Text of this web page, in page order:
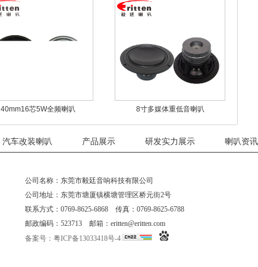
40mm16芯5W全频喇叭 8寸多媒体重低音喇叭
汽车改装喇叭 产品展示 研发实力展示 喇叭资讯
公司名称：东莞市毅廷音响科技有限公司
公司地址：东莞市塘厦镇横塘管理区桥元街2号
联系方式：0769-8625-6868 传真：0769-8625-6788
邮政编码：523713 邮箱：eritten@eritten.com
备案号：粤ICP备13033418号-4